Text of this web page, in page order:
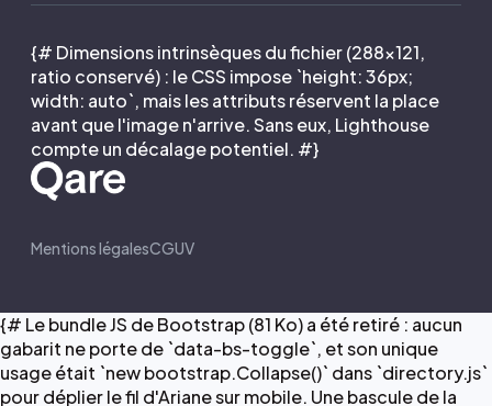
{# Dimensions intrinsèques du fichier (288×121,
ratio conservé) : le CSS impose `height: 36px;
width: auto`, mais les attributs réservent la place
avant que l'image n'arrive. Sans eux, Lighthouse
compte un décalage potentiel. #}
Mentions légalesCGUV
{# Le bundle JS de Bootstrap (81 Ko) a été retiré : aucun
gabarit ne porte de `data-bs-toggle`, et son unique
usage était `new bootstrap.Collapse()` dans `directory.js`
pour déplier le fil d'Ariane sur mobile. Une bascule de la